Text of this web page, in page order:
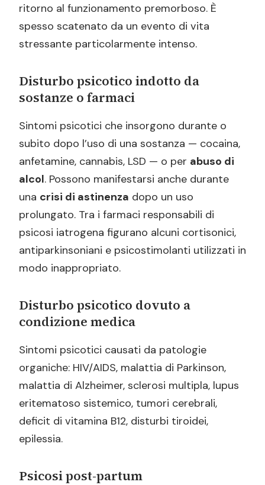
ritorno al funzionamento premorboso. È
spesso scatenato da un evento di vita
stressante particolarmente intenso.
Disturbo psicotico indotto da
sostanze o farmaci
Sintomi psicotici che insorgono durante o
subito dopo l’uso di una sostanza — cocaina,
anfetamine, cannabis, LSD — o per abuso di
alcol. Possono manifestarsi anche durante
una crisi di astinenza dopo un uso
prolungato. Tra i farmaci responsabili di
psicosi iatrogena figurano alcuni cortisonici,
antiparkinsoniani e psicostimolanti utilizzati in
modo inappropriato.
Disturbo psicotico dovuto a
condizione medica
Sintomi psicotici causati da patologie
organiche: HIV/AIDS, malattia di Parkinson,
malattia di Alzheimer, sclerosi multipla, lupus
eritematoso sistemico, tumori cerebrali,
deficit di vitamina B12, disturbi tiroidei,
epilessia.
Psicosi post-partum